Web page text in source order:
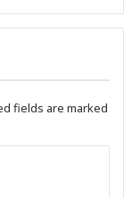
fields are marked